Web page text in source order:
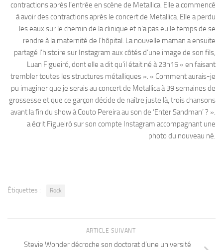
contractions après l’entrée en scène de Metallica. Elle a commencé
à avoir des contractions après le concert de Metallica. Elle a perdu
les eaux sur le chemin de la clinique et n’a pas eu le temps de se
rendre à la maternité de l’hôpital. La nouvelle maman a ensuite
partagé l’histoire sur Instagram aux côtés d’une image de son fils,
Luan Figueiró, dont elle a dit qu’il était né à 23h15 « en faisant
trembler toutes les structures métalliques ». « Comment aurais-je
pu imaginer que je serais au concert de Metallica à 39 semaines de
grossesse et que ce garçon décide de naître juste là, trois chansons
avant la fin du show à Couto Pereira au son de ‘Enter Sandman’ ? ».
a écrit Figueiró sur son compte Instagram accompagnant une
photo du nouveau né.
Étiquettes : Rock
ARTICLE SUIVANT
Stevie Wonder décroche son doctorat d’une université